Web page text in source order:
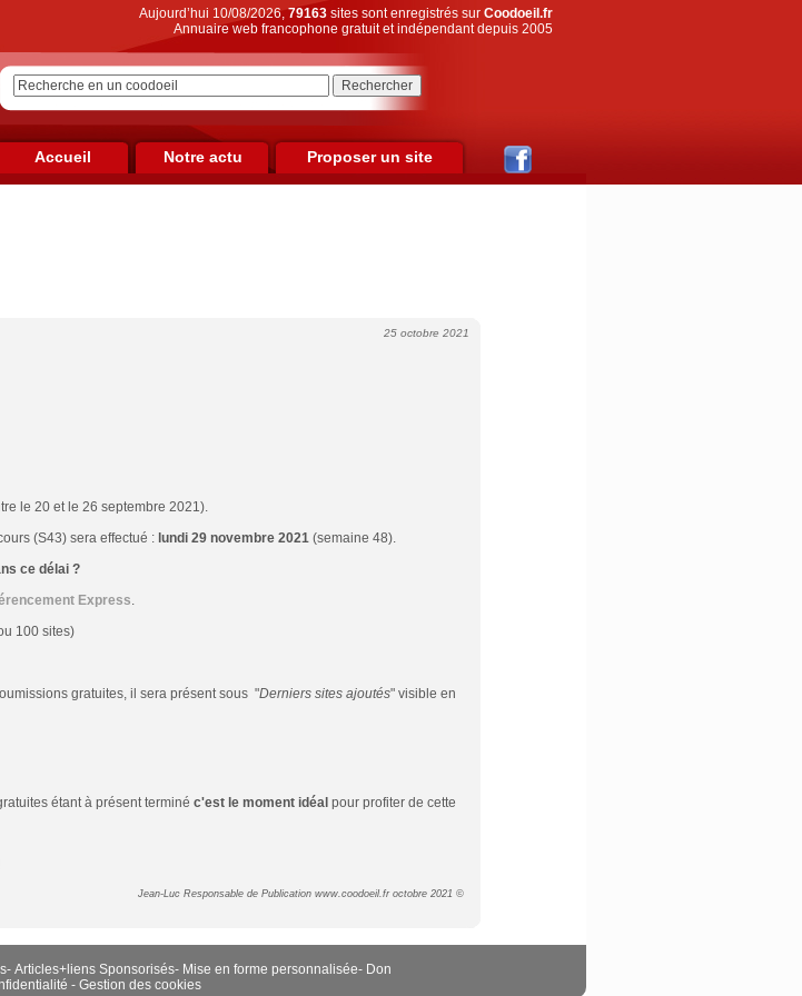
Aujourd’hui 10/08/2026,79163sites sont enregistrés sur Coodoeil.fr
Annuaire web francophone gratuit et indépendant depuis 2005
Accueil Notre actu Proposer un site
25 octobre 2021
le 20 et le 26 septembre 2021).
(S43) sera effectué : lundi 29 novembre 2021(semaine 48).
ce délai ?
Express.
100 sites)
gratuites, il sera présent sous "Derniers sites ajoutés" visible en
étant à présent terminé c'est le moment idéal pour profiter de cette
Jean-Luc Responsable de Publication www.coodoeil.fr octobre 2021 ©
- Articles+liens Sponsorisés- Mise en forme personnalisée- Don
- Gestion des cookies